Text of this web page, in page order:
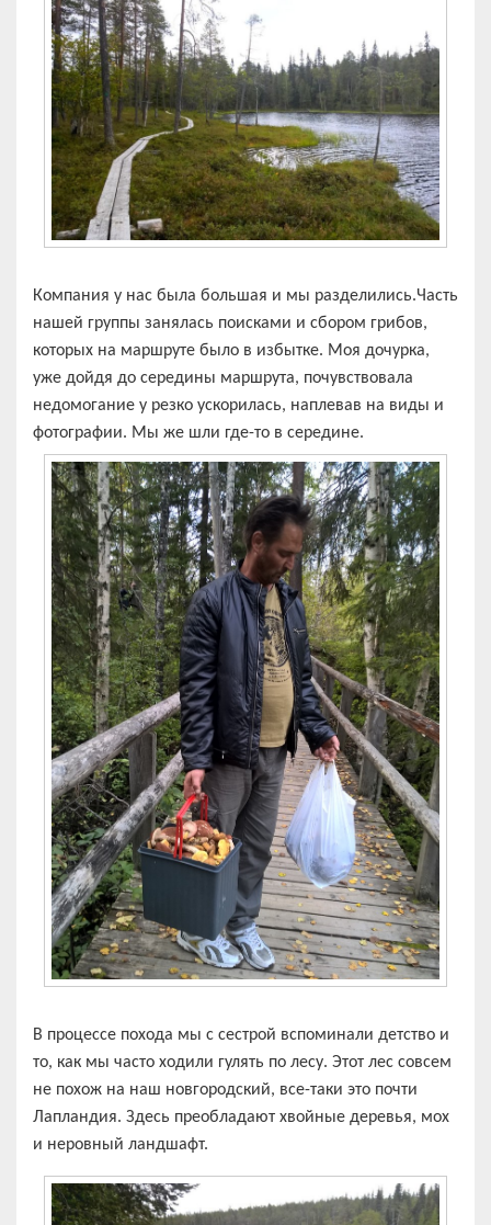
Компания у нас была большая и мы разделились.Часть
нашей группы занялась поисками и сбором грибов,
которых на маршруте было в избытке. Моя дочурка,
уже дойдя до середины маршрута, почувствовала
недомогание у резко ускорилась, наплевав на виды и
фотографии. Мы же шли где-то в середине.
В процессе похода мы с сестрой вспоминали детство и
то, как мы часто ходили гулять по лесу. Этот лес совсем
не похож на наш новгородский, все-таки это почти
Лапландия. Здесь преобладают хвойные деревья, мох
и неровный ландшафт.